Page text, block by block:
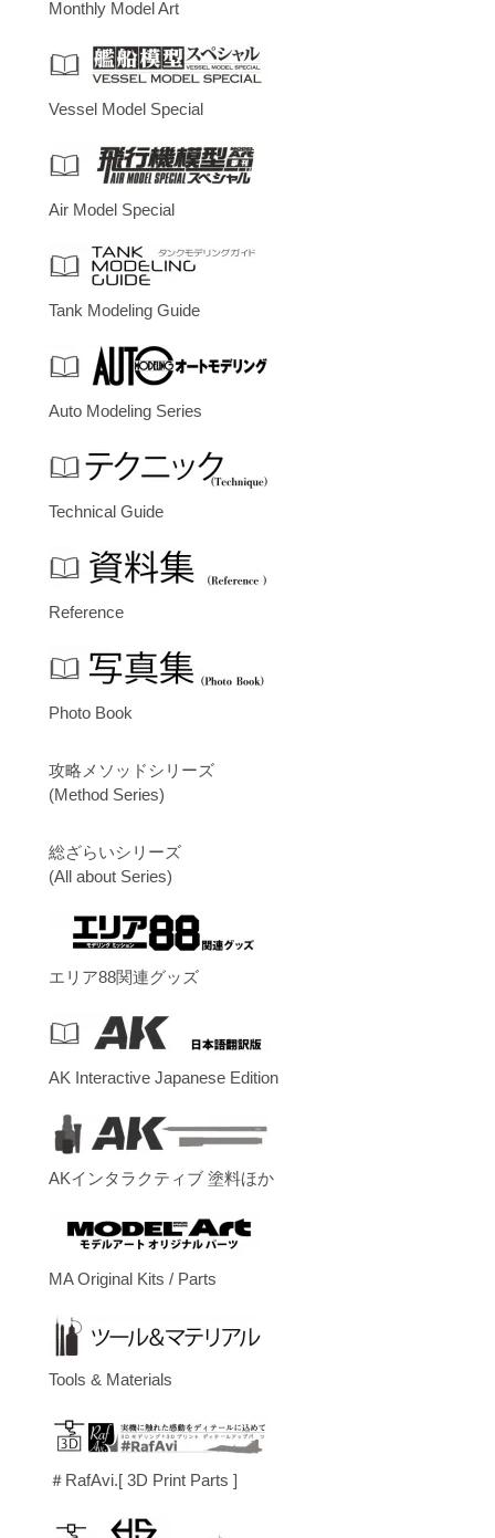
Monthly Model Art
Vessel Model Special
Air Model Special
Tank Modeling Guide
Auto Modeling Series
Technical Guide
Reference
Photo Book
攻略メソッドシリーズ
(Method Series)
総ざらいシリーズ
(All about Series)
エリア88関連グッズ
AK Interactive Japanese Edition
AKインタラクティブ 塗料ほか
MA Original Kits / Parts
Tools & Materials
＃RafAvi.[ 3D Print Parts ]